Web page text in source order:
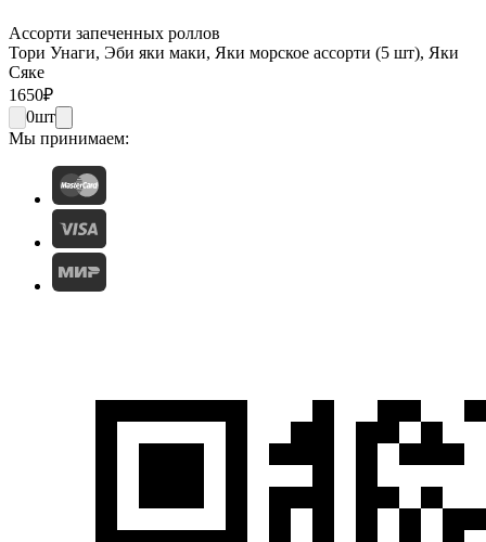
Ассорти запеченных роллов
Тори Унаги, Эби яки маки, Яки морское ассорти (5 шт), Яки
Сяке
1650₽
0шт
Мы принимаем: